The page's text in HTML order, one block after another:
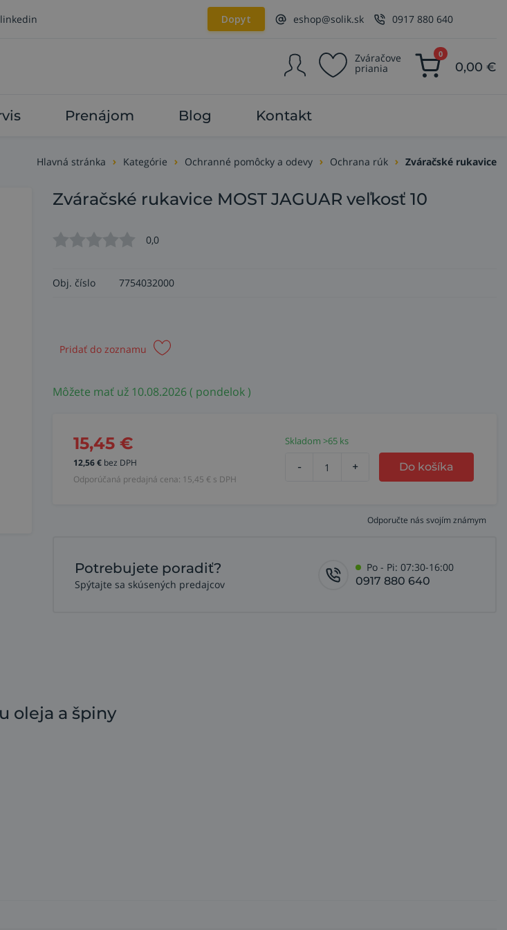
linkedin Dopyt eshop@solik.sk 0917 880 640
Zváračove
priania
0
0,00 €
Prenájom Blog Kontakt
Hlavná stránka Kategórie Ochranné pomôcky a odevy Ochrana rúk Zváračské rukavice
Zváračské rukavice MOST JAGUAR veľkosť 10
0,0
Obj. číslo 7754032000
Pridať do zoznamu
Môžete mať už 10.08.2026 ( pondelok )
15,45 €
12,56€ bez DPH
Odporúčaná predajná cena: 15,45 € s DPH
Skladom >65 ks
- + Do košíka
Odporučte nás svojím známym
Potrebujete poradiť?
Spýtajte sa skúsených predajcov
Po - Pi: 07:30-16:00
0917 880 640
oleja a špiny
časti rukavice,